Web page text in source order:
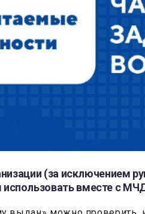
(за исключением
вместе с